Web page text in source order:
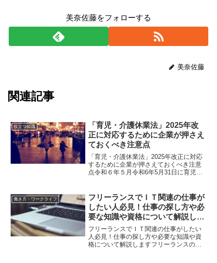
美奈佐藤をフォローする
美奈佐藤
関連記事
役立つ知識
「育児・介護休業法」2025年改
正に対応するために企業が押さえ
ておくべき注意点
「育児・介護休業法」2025年改正に対応
するために企業が押さえておくべき注意
点令和６年５月令和6年5月31日に育児・
階的に施行されています。10月1日施行の
内容も踏...
働き方・ワークライフ
フリーランスでＩＴ関連の仕事が
したい人必見！仕事の探し方や必
要な知識や資格について解説しま
す￼
フリーランスでＩＴ関連の仕事がしたい
人必見！仕事の探し方や必要な知識や資
格について解説しますフリーランスの仕